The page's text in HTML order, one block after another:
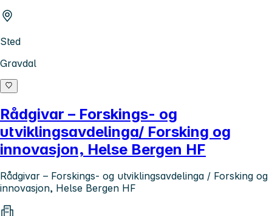
Sted
Gravdal
Rådgivar – Forskings- og
utviklingsavdelinga/ Forsking og
innovasjon, Helse Bergen HF
Rådgivar – Forskings- og utviklingsavdelinga / Forsking og
innovasjon, Helse Bergen HF